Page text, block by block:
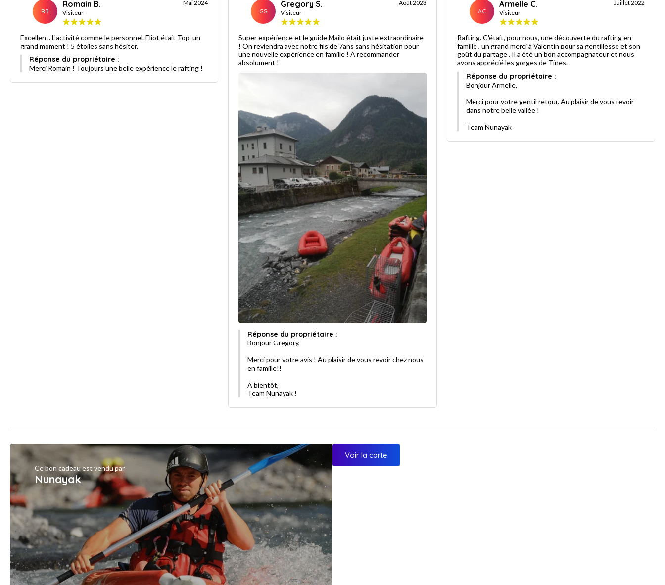
RB
Romain B.
Visiteur
Mai 2024
Excellent. L'activité comme le personnel. Eliot était Top, un
grand moment ! 5 étoiles sans hésiter.
Réponse du propriétaire :
Merci Romain ! Toujours une belle expérience le rafting !
GS
Gregory S.
Visiteur
Août 2023
Super expérience et le guide Mailo était juste extraordinaire
! On reviendra avec notre fils de 7ans sans hésitation pour
une nouvelle expérience en famille ! A recommander
absolument !
Réponse du propriétaire :
Bonjour Gregory,
Merci pour votre avis ! Au plaisir de vous revoir chez nous
en famille!!
A bientôt,
Team Nunayak !
AC
Armelle C.
Visiteur
Juillet 2022
Rafting. C'était, pour nous, une découverte du rafting en
famille , un grand merci à Valentin pour sa gentillesse et son
goût du partage . Il a été un bon accompagnateur et nous
avons apprécié les gorges de Tines.
Réponse du propriétaire :
Bonjour Armelle,
Merci pour votre gentil retour. Au plaisir de vous revoir
dans notre belle vallée !
Team Nunayak
Ce bon cadeau est vendu par
Nunayak
Voir la carte